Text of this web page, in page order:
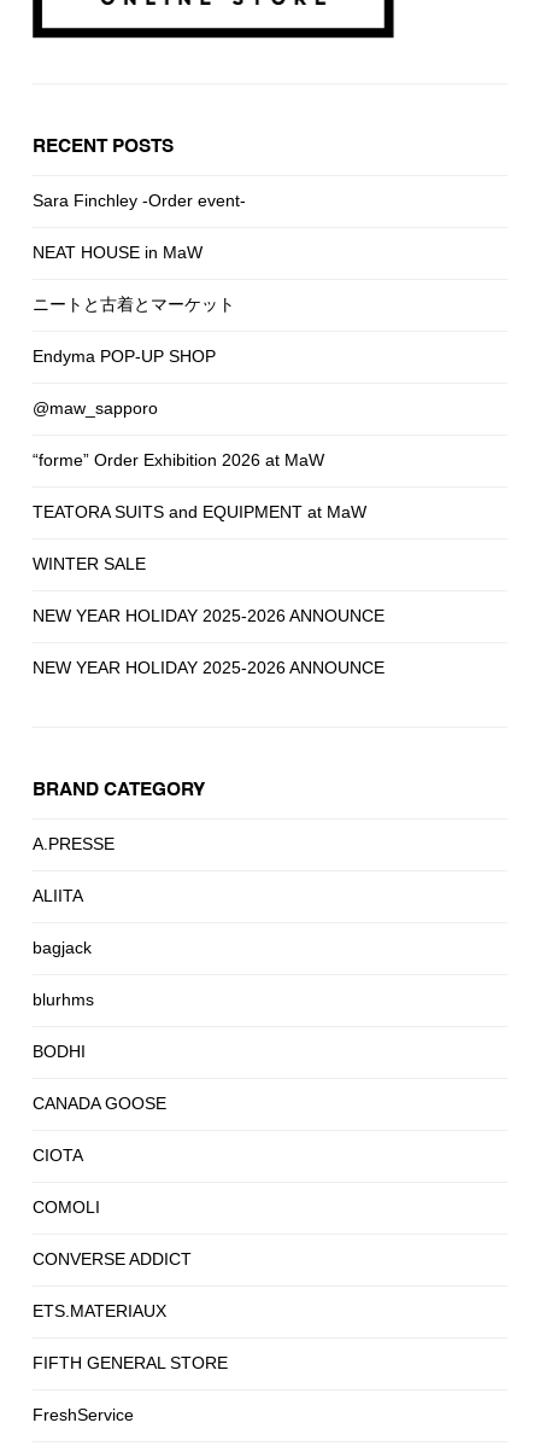
RECENT POSTS
Sara Finchley -Order event-
NEAT HOUSE in MaW
ニートと古着とマーケット
Endyma POP-UP SHOP
@maw_sapporo
“forme” Order Exhibition 2026 at MaW
TEATORA SUITS and EQUIPMENT at MaW
WINTER SALE
NEW YEAR HOLIDAY 2025-2026 ANNOUNCE
NEW YEAR HOLIDAY 2025-2026 ANNOUNCE
BRAND CATEGORY
A.PRESSE
ALIITA
bagjack
blurhms
BODHI
CANADA GOOSE
CIOTA
COMOLI
CONVERSE ADDICT
ETS.MATERIAUX
FIFTH GENERAL STORE
FreshService